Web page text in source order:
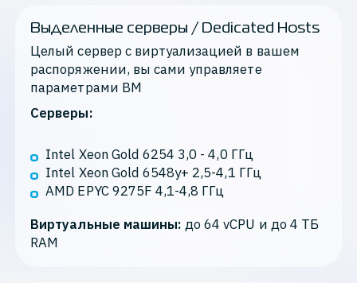
Выделенные серверы / Dedicated Hosts
Целый сервер с виртуализацией в вашем
распоряжении, вы сами управляете
параметрами ВМ
Серверы:
Intel Xeon Gold 6254 3,0 - 4,0 ГГц
Intel Xeon Gold 6548y+ 2,5-4,1 ГГц
AMD EPYC 9275F 4,1-4,8 ГГц
Виртуальные машины: до 64 vCPU и до 4 ТБ
RAM